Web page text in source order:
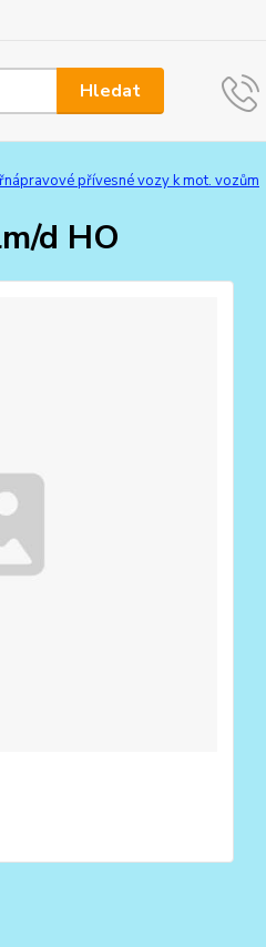
Hledat
přívesné vozy k mot. vozům
d HO